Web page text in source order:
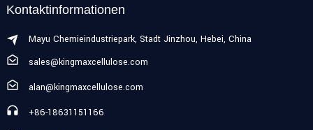
Kontaktinformationen
Mayu Chemieindustriepark, Stadt Jinzhou, Hebei, China
sales@kingmaxcellulose.com
alan@kingmaxcellulose.com
+86-18631151166